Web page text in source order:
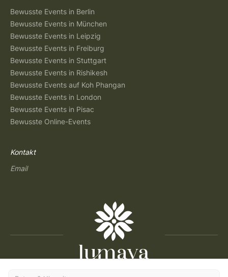
Bewusste Events in Berlin
Bewusste Events in München
Bewusste Events in Leipzig
Bewusste Events in Freiburg
Bewusste Events in Stuttgart
Bewusste Events in Rishikesh
Bewusste Events auf Koh Phangan
Bewusste Events in London
Bewusste Events in Pisac
Bewusste Online-Events
Kontakt
Email